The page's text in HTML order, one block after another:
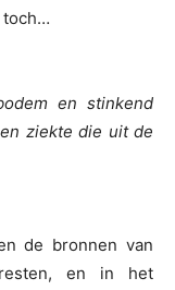
toch…
en stinkend
ziekte die uit de
de bronnen van
resten, en in het